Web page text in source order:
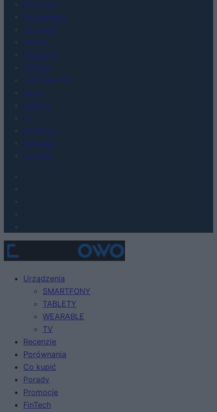
Recenzje
Porównania
Co kupić
Porady
Promocje
FinTech
Hardware PC
Moto
Gaming
AI
Redakcja
Reklama
Kontakt
Urządzenia
SMARTFONY
TABLETY
WEARABLE
TV
Recenzje
Porównania
Co kupić
Porady
Promocje
FinTech